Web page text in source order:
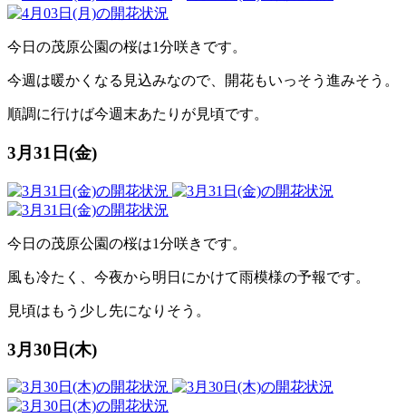
今日の茂原公園の桜は1分咲きです。
今週は暖かくなる見込みなので、開花もいっそう進みそう。
順調に行けば今週末あたりが見頃です。
3月31日(金)
今日の茂原公園の桜は1分咲きです。
風も冷たく、今夜から明日にかけて雨模様の予報です。
見頃はもう少し先になりそう。
3月30日(木)